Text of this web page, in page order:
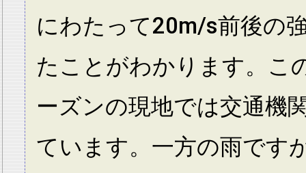
にわたって20m/s前後の
たことがわかります。こ
ーズンの現地では交通機
ています。一方の雨です